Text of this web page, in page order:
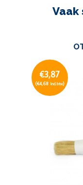
Vaak
€3,87
(€4,68 Incl. btw)